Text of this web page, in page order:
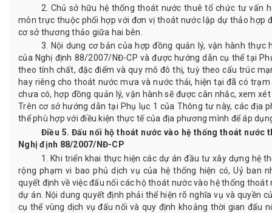
2. Chủ sở hữu hệ thống thoát nước thuê tổ chức tư vấn
môn trực thuộc phối hợp với đơn vị thoát nước lập dự thảo hợp
cơ sở thương thảo giữa hai bên.
3. Nội dung cơ bản của hợp đồng quản lý, vận hành thực
của Nghị định 88/2007/NĐ-CP và được hướng dẫn cụ thể tại
theo tính chất, đặc điểm và quy mô đô thị, tuỳ theo cấu trúc
hay riêng cho thoát nước mưa và nước thải, hiện tại đã có
chưa có, hợp đồng quản lý, vận hành sẽ được cân nhắc, xem
Trên cơ sở hướng dẫn tại Phụ lục 1 của Thông tư này, các địa
thể phù hợp với điều kiện thực tế của địa phương mình để áp
Điều 5. Đấu nối hộ thoát nước vào hệ thống thoát nước
Nghị định 88/2007/NĐ-CP
1. Khi triển khai thực hiện các dự án đầu tư xây dựng hệ
rộng phạm vi bao phủ dịch vụ của hệ thống hiện có, Uỷ ban
quyết định về việc đấu nối các hộ thoát nước vào hệ thống
dự án. Nội dung quyết định phải thể hiện rõ nghĩa vụ và quyền
cụ thể vùng dịch vụ đấu nối và quy định khoảng thời gian đấu